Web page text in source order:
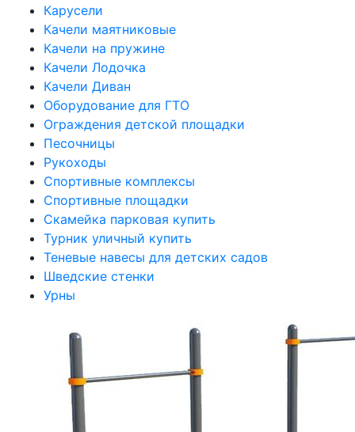
Карусели
Качели маятниковые
Качели на пружине
Качели Лодочка
Качели Диван
Оборудование для ГТО
Ограждения детской площадки
Песочницы
Рукоходы
Спортивные комплексы
Спортивные площадки
Скамейка парковая купить
Турник уличный купить
Теневые навесы для детских садов
Шведские стенки
Урны